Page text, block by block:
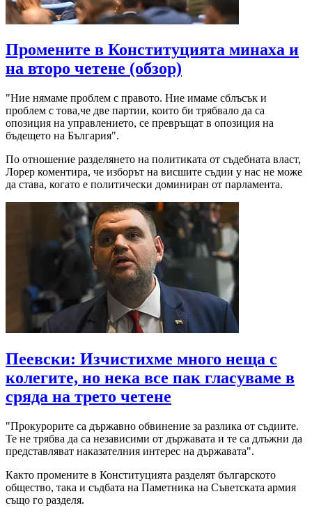
Промените в Конституцията минаха и
на второ четене (обзор)
"Ние нямаме проблем с правото. Ние имаме сблъсък и
проблем с това,че две партии, които би трябвало да са
опозиция на управлението, се превръщат в опозиция на
бъдещето на България".
По отношение разделянето на политиката от съдебната власт,
Лорер коментира, че изборът на висшите съдии у нас не може
да става, когато е политически доминиран от парламента.
Пеевски: Изчистихме много неща с
колегите, но нека все пак гласуваме в
сряда на трето четене
"Прокурорите са държавно обвинение за разлика от съдиите.
Те не трябва да са независими от държавата и те са длъжни да
представляват наказателния интерес на държавата".
Както промените в Конституцията разделят българското
общество, така и съдбата на Паметника на Съветската армия
също го разделя.